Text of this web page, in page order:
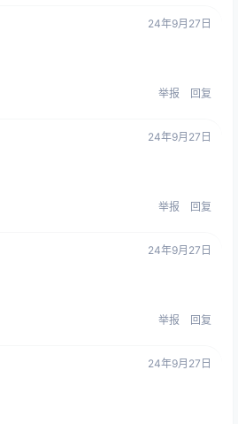
24年9月27日
举报 回复
24年9月27日
举报 回复
24年9月27日
举报 回复
24年9月27日